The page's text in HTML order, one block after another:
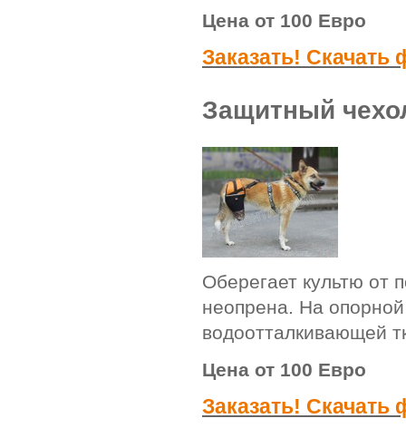
Цена от 100 Евро
Заказать! Скачать
Защитный
Оберегает культю от
неопрена. На
водоотталкивающей
Цена от 100 Евро
Заказать! Скачать